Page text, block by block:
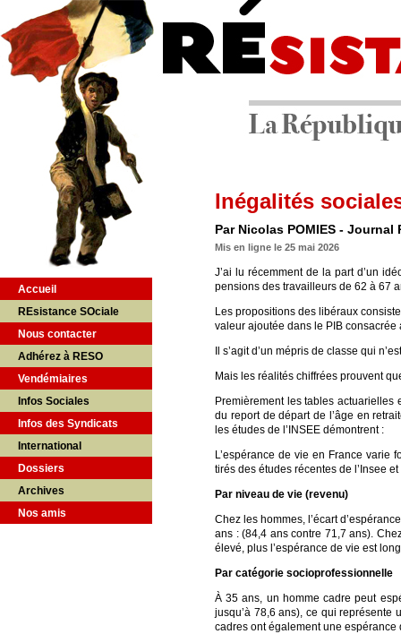
Accueil
REsistance SOciale
Nous contacter
Adhérez à RESO
Vendémiaires
Infos Sociales
Infos des Syndicats
International
Dossiers
Archives
Nos amis
Inégalités
Par Nicolas POMIES - Journal
Mis en ligne le 25 mai 2026
J’ai lu récemment de la part d’un
pensions des travailleurs de 62 à 67
Les propositions des libéraux
valeur ajoutée dans le PIB consacrée
Il s’agit d’un mépris de classe qui
Mais les réalités chiffrées prouvent
Premièrement les tables
du report de départ de l’âge en
les études de l’INSEE démontrent :
L’espérance de vie en France varie
tirés des études récentes de l’Insee
Par niveau de vie (revenu)
Chez les hommes, l’écart
ans : (84,4 ans contre 71,7 ans).
élevé, plus l’espérance de vie est
Par catégorie socioprofessionnelle
À 35 ans, un homme cadre peut
jusqu’à 78,6 ans), ce qui représente
cadres ont également une